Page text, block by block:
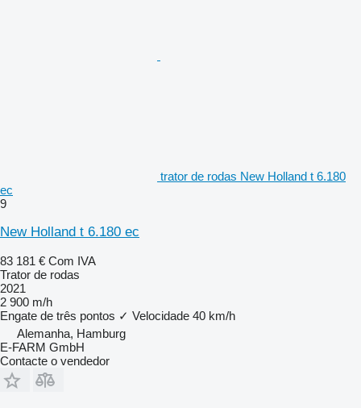
trator de rodas New Holland t 6.180
ec
9
New Holland t 6.180 ec
83 181 € Com IVA
Trator de rodas
2021
2 900 m/h
Engate de três pontos ✓ Velocidade 40 km/h
Alemanha, Hamburg
E-FARM GmbH
Contacte o vendedor